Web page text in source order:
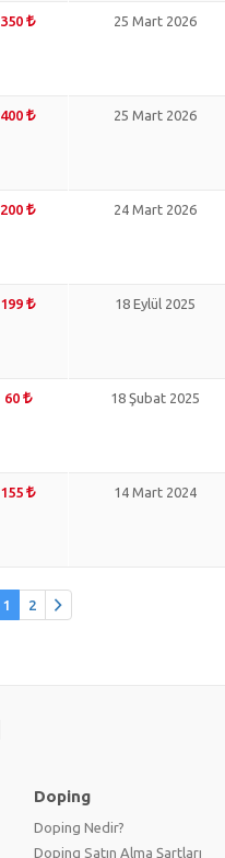
350 25 Mart 2026
400 25 Mart 2026
200 24 Mart 2026
199 18 Eylül 2025
60 18 Şubat 2025
155 14 Mart 2024
1 2
Doping
Doping Nedir?
Doping Satın Alma Şartları